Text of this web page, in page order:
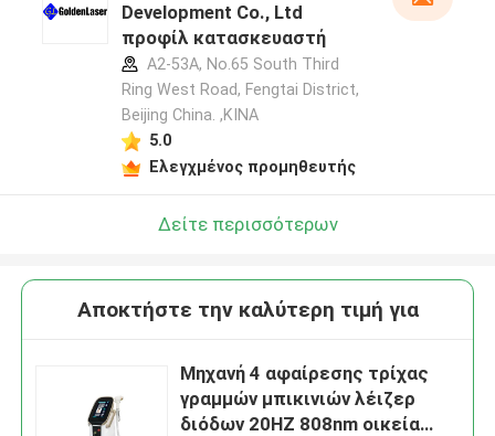
Development Co., Ltd
προφίλ κατασκευαστή
A2-53A, No.65 South Third
Ring West Road, Fengtai District,
Beijing China. ,ΚΙΝΑ
5.0
Ελεγχμένος προμηθευτής
Δείτε περισσότερων
Αποκτήστε την καλύτερη τιμή για
Μηχανή 4 αφαίρεσης τρίχας
γραμμών μπικινιών λέιζερ
διόδων 20HZ 808nm οικεία